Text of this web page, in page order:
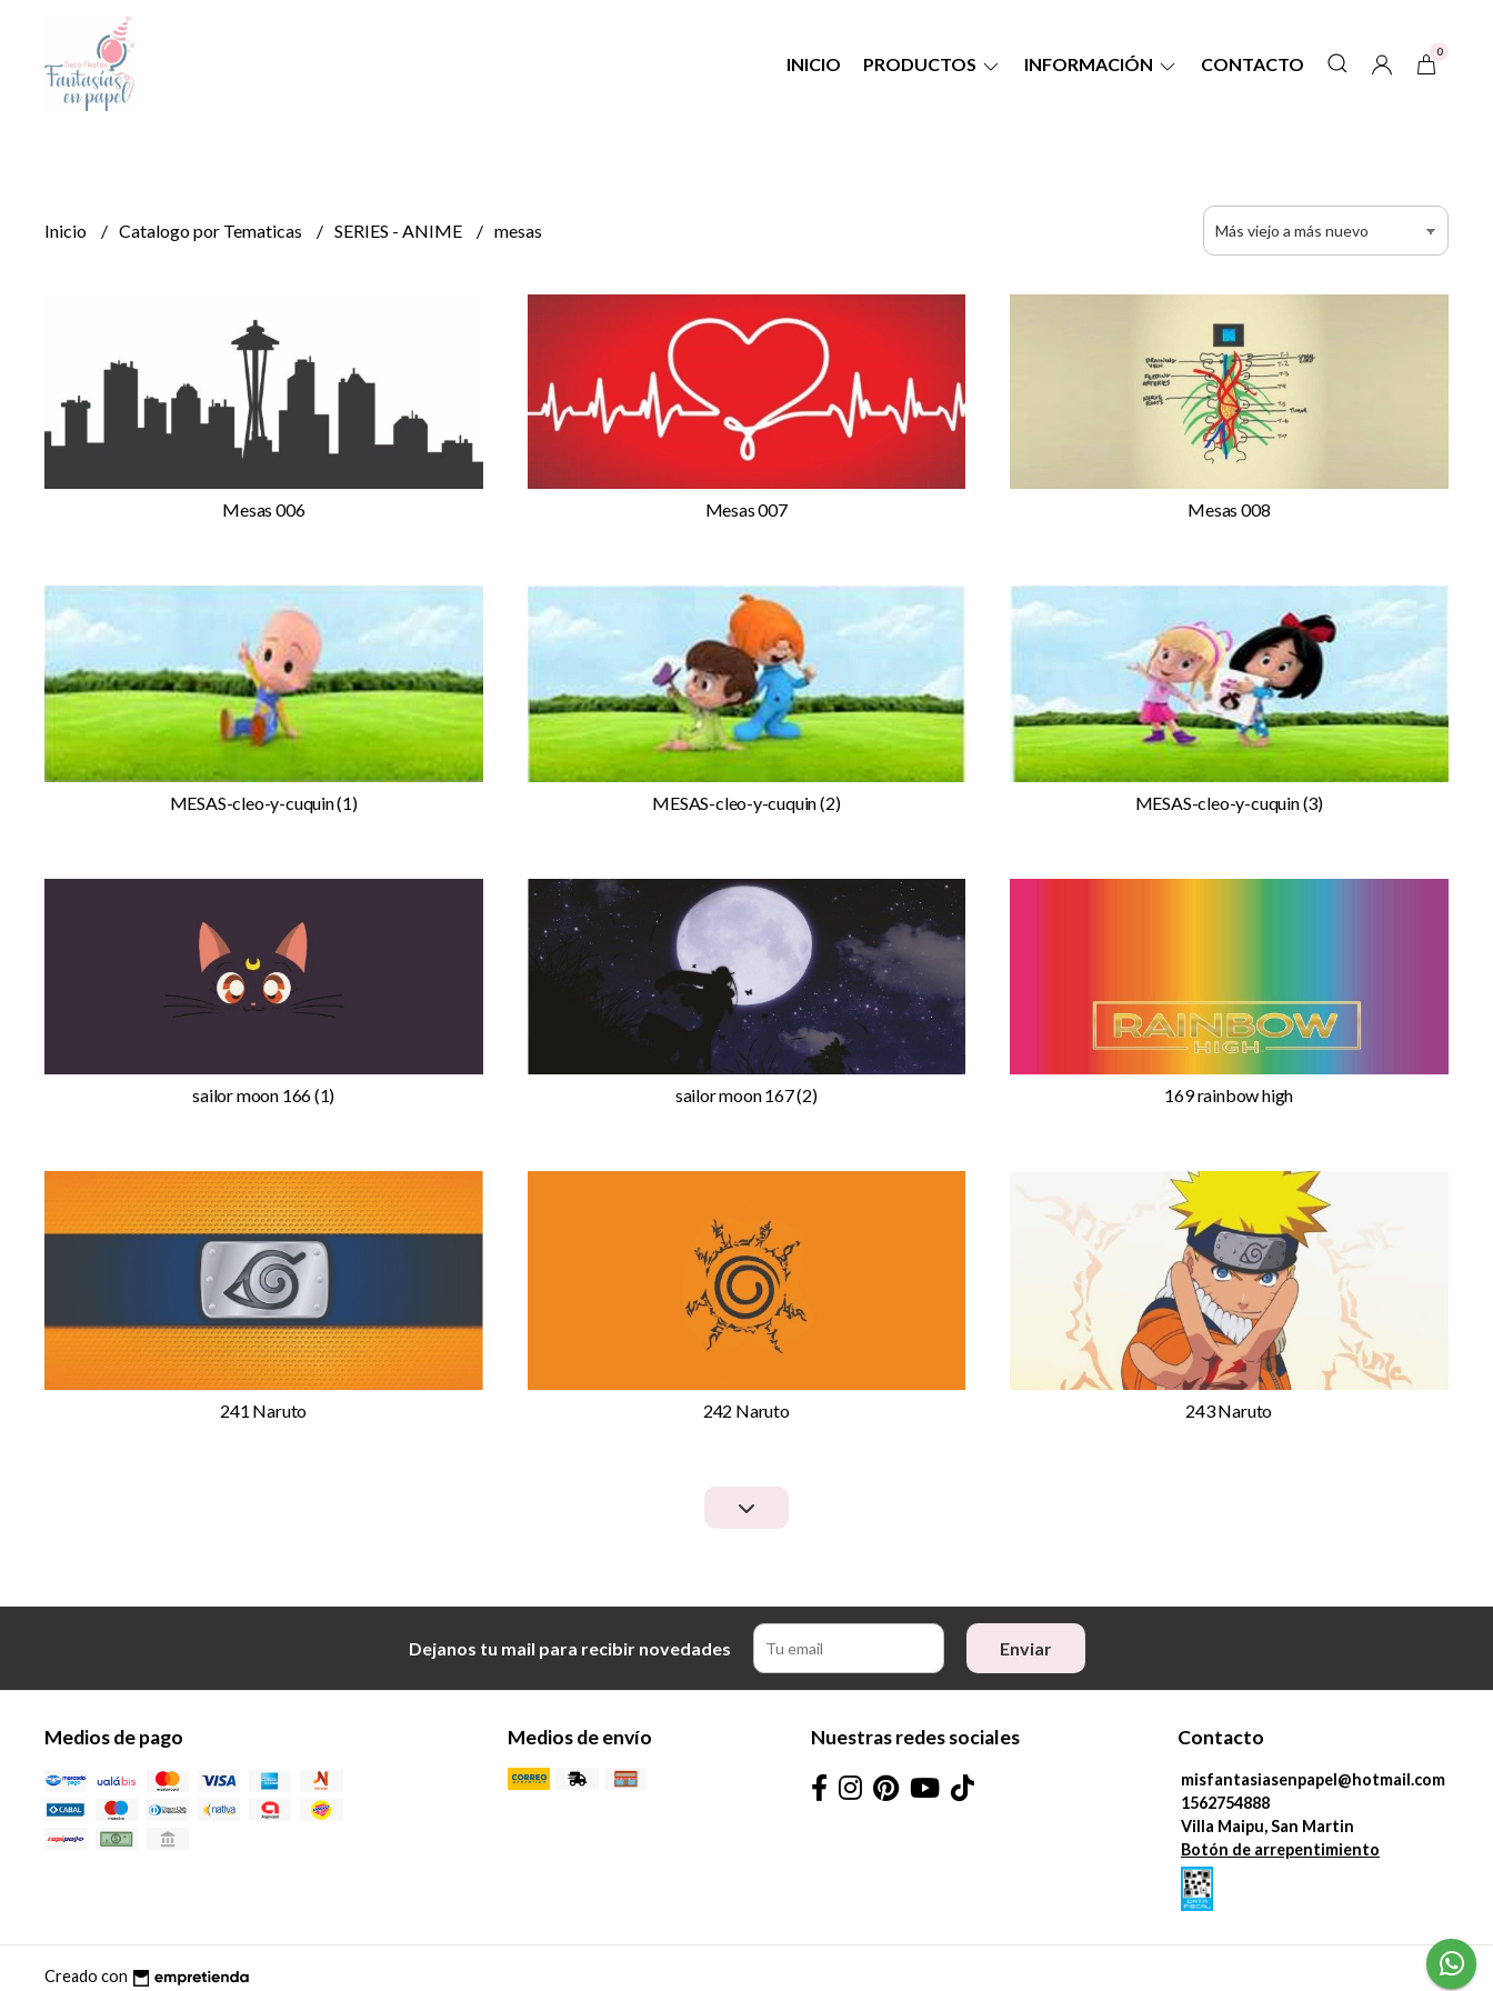
INICIO PRODUCTOS INFORMACIÓN CONTACTO
0
Inicio Catalogo por Tematicas SERIES - ANIME mesas
Mesas 006 Mesas 007 Mesas 008
MESAS-cleo-y-cuquin (1) MESAS-cleo-y-cuquin (2) MESAS-cleo-y-cuquin (3)
sailor moon 166 (1) sailor moon 167 (2) 169 rainbow high
241 Naruto 242 Naruto 243 Naruto
Dejanos tu mail para recibir novedades Enviar
Medios de pago Medios de envío Nuestras redes sociales Contacto
misfantasiasenpapel@hotmail.com
1562754888
Villa Maipu, San Martin
Botón de arrepentimiento
Creado con